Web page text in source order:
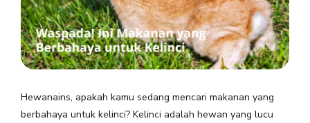
Hewanains, apakah kamu sedang mencari makanan yang
berbahaya untuk kelinci? Kelinci adalah hewan yang lucu